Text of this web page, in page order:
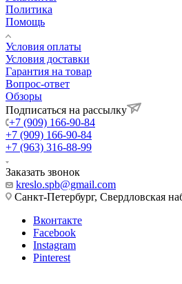
Политика
Помощь
Условия оплаты
Условия доставки
Гарантия на товар
Вопрос-ответ
Обзоры
Подписаться на рассылку
+7 (909) 166-90-84
+7 (909) 166-90-84
+7 (963) 316-88-99
Заказать звонок
kreslo.spb@gmail.com
Санкт-Петербург, Свердловская
Вконтакте
Facebook
Instagram
Pinterest